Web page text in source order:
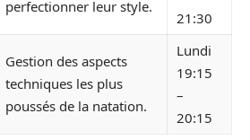
perfectionner leur style.
21:30
Gestion des aspects
techniques les plus
poussés de la natation.
Lundi
19:15
–
20:15